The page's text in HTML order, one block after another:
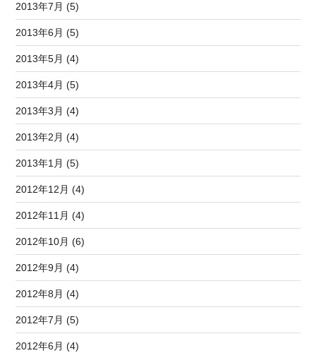
2013年7月 (5)
2013年6月 (5)
2013年5月 (4)
2013年4月 (5)
2013年3月 (4)
2013年2月 (4)
2013年1月 (5)
2012年12月 (4)
2012年11月 (4)
2012年10月 (6)
2012年9月 (4)
2012年8月 (4)
2012年7月 (5)
2012年6月 (4)